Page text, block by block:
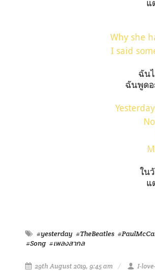
แ
Why she
I said
ฉัน
ฉันพูดอ
ใน
แ
#yesterday #TheBeatles
#Song #เพลงสากล
29th August 2019, 9:45 am I-